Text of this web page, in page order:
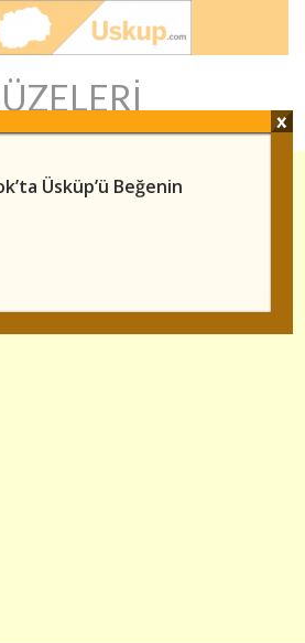
Üsküp’ü Beğenin
x